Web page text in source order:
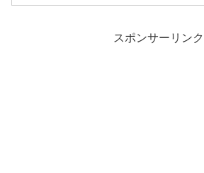
スポンサーリンク